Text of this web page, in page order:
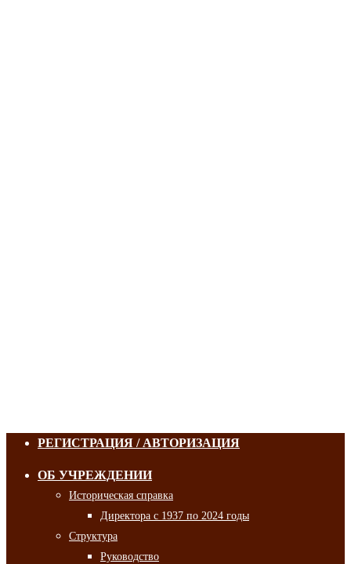
РЕГИСТРАЦИЯ / АВТОРИЗАЦИЯ
ОБ УЧРЕЖДЕНИИ
Историческая справка
Директора с 1937 по 2024 годы
Структура
Руководство